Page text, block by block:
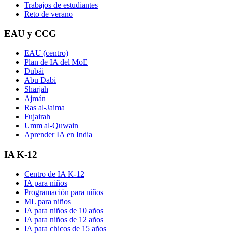
Trabajos de estudiantes
Reto de verano
EAU y CCG
EAU (centro)
Plan de IA del MoE
Dubái
Abu Dabi
Sharjah
Ajmán
Ras al-Jaima
Fujairah
Umm al-Quwain
Aprender IA en India
IA K-12
Centro de IA K-12
IA para niños
Programación para niños
ML para niños
IA para niños de 10 años
IA para niños de 12 años
IA para chicos de 15 años